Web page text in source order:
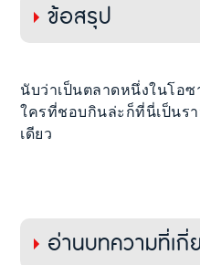
ข้อสรุป
นับว่าเป็นตลาดหนึ่งในโอ
ใครที่ชอบกินล่ะก็ที่นี่เป็นร
เดียว
อ่านบทความที่เกี่